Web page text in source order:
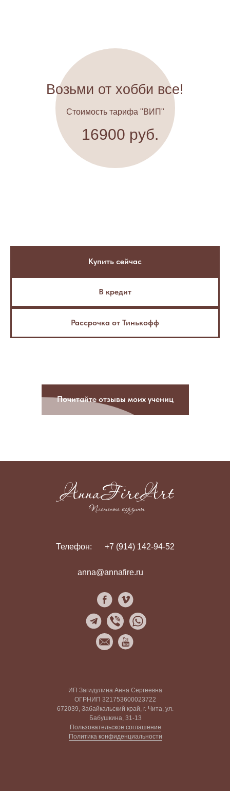
Возьми от хобби все!
Стоимость тарифа "ВИП"
16900 руб.
Купить сейчас
В кредит
Рассрочка от Тинькофф
Почитайте отзывы моих учениц
ИП Загидулина Анна Сергеевна
ОГРНИП 321753600023722
672039, Забайкальский край, г. Чита, ул.
Бабушкина, 31-13
Пользовательское соглашение
Политика конфиденциальности
Телефон: +7 (914) 142-94-52
anna@annafire.ru